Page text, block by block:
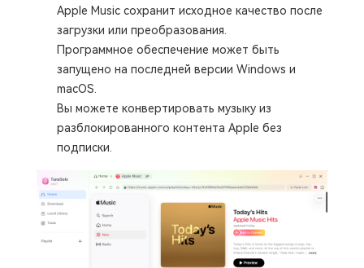
Apple Music сохранит исходное качество после
загрузки или преобразования.
Программное обеспечение может быть
запущено на последней версии Windows и
macOS.
Вы можете конвертировать музыку из
разблокированного контента Apple без
подписки.